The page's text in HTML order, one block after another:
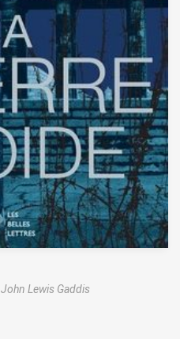
John Lewis Gaddis